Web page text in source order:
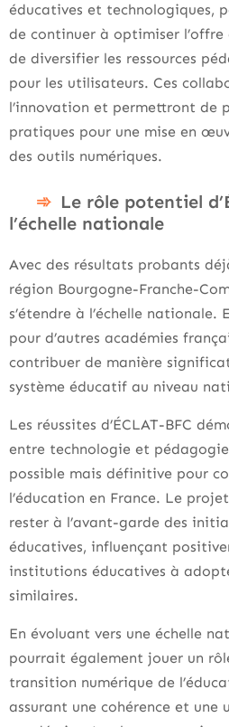
éducatives et technologiques,
de continuer à optimiser
de diversifier les ressources
pour les utilisateurs. Ces
l’innovation et permettront de
pratiques pour une mise en
des outils numériques.
Le rôle potentiel
l’échelle nationale
Avec des résultats probants
région Bourgogne-Franche-
s’étendre à l’échelle nationale.
pour d’autres académies
contribuer de manière
système éducatif au niveau
Les réussites d’ÉCLAT-BFC
entre technologie et
possible mais définitive pour
l’éducation en France. Le
rester à l’avant-garde des
éducatives, influençant
institutions éducatives à
similaires.
En évoluant vers une échelle
pourrait également jouer un
transition numérique de
assurant une cohérence et une